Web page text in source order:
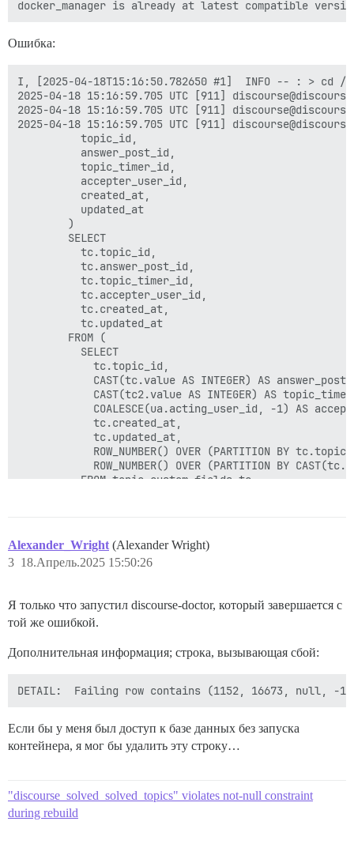
Ошибка:
I, [2025-04-18T15:16:50.782650 #1]  INFO -- : > cd /
2025-04-18 15:16:59.705 UTC [911]
2025-04-18 15:16:59.705 UTC [911]
2025-04-18 15:16:59.705 UTC [911]
          topic_id,
          answer_post_id,
          topic_timer_id,
          accepter_user_id,
          created_at,
          updated_at
        )
        SELECT
          tc.topic_id,
          tc.answer_post_id,
          tc.topic_timer_id,
          tc.accepter_user_id,
          tc.created_at,
          tc.updated_at
        FROM (
          SELECT
            tc.topic_id,
CAST(tc.value AS INTEGER) AS
CAST(tc2.value AS INTEGER) AS
COALESCE(ua.acting_user_id, -1) AS
            tc.created_at,
            tc.updated_at,
ROW_NUMBER() OVER (PARTITION BY
ROW_NUMBER() OVER (PARTITION BY
          FROM topic_custom_fields tc
            AND tc.id > 0
            AND tc.id <= 0 + 10000
        ) tc
rake aborted!
Alexander_Wright (Alexander Wright)
18.Апрель.2025 15:50:26
3
Я только что запустил discourse-doctor, который завершается с
той же ошибкой.
Дополнительная информация; строка, вызывающая сбой:
Если бы у меня был доступ к базе данных без запуска
контейнера, я мог бы удалить эту строку…
"discourse_solved_solved_topics" violates not-null constraint
during rebuild